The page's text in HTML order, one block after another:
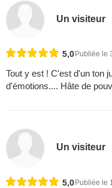
Un visiteur
5,0 Publiée le
Tout y est ! C'est d'un ton
d'émotions.... Hâte de
Un visiteur
5,0Publiée le